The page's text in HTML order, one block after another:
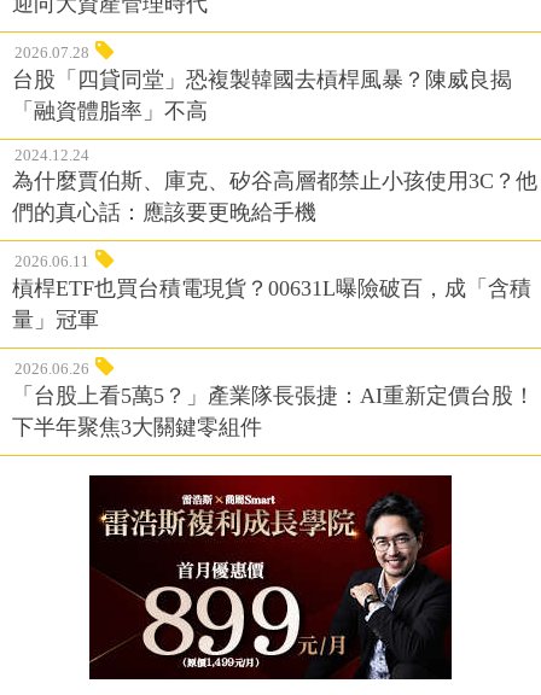
2026.07.28
台股「四貸同堂」恐複製韓國去槓桿風暴？陳威良揭
「融資體脂率」不高
2024.12.24
為什麼賈伯斯、庫克、矽谷高層都禁止小孩使用3C？他
們的真心話：應該要更晚給手機
2026.06.11
槓桿ETF也買台積電現貨？00631L曝險破百，成「含積
量」冠軍
2026.06.26
「台股上看5萬5？」產業隊長張捷：AI重新定價台股！
下半年聚焦3大關鍵零組件